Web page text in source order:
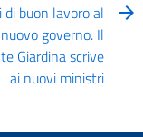
di buon lavoro al
nuovo governo. Il
Giardina scrive
ai nuovi ministri